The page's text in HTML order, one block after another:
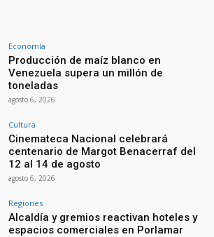
Economía
Producción de maíz blanco en
Venezuela supera un millón de
toneladas
agosto 6, 2026
Cultura
Cinemateca Nacional celebrará
centenario de Margot Benacerraf del
12 al 14 de agosto
agosto 6, 2026
Regiones
Alcaldía y gremios reactivan hoteles y
espacios comerciales en Porlamar